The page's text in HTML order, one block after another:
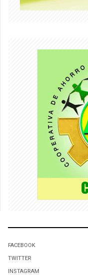
FACEBOOK
TWITTER
INSTAGRAM